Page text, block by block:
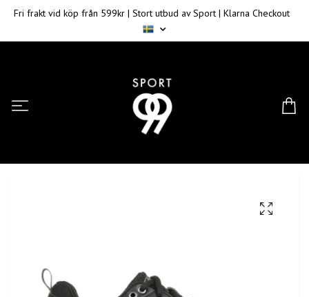
Fri frakt vid köp från 599kr | Stort utbud av Sport | Klarna Checkout